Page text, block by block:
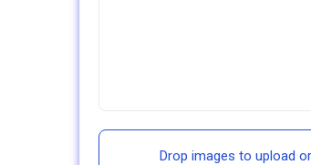
Drop images to upload or